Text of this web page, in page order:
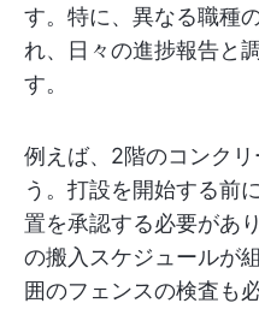
す。特に、異なる職種
れ、日々の進捗報告と
す。
例えば、2階のコンク
う。打設を開始する前
置を承認する必要があ
の搬入スケジュールが
囲のフェンスの検査も